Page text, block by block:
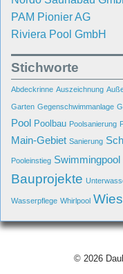
PAM Pionier AG
Riviera Pool GmbH
Stichworte
Abdeckrinne Auszeichnung
Garten Gegenschwimmanlage
Pool Poolbau Poolsanierung
Main-Gebiet Sanierung
Pooleinstieg Swimmingpool
Bauprojekte
Wasserpflege Whirlpool
© 2026